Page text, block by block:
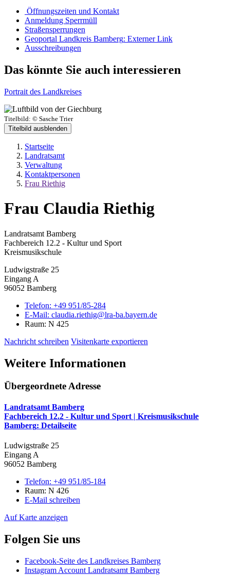
Öffnungszeiten und Kontakt
Anmeldung Sperrmüll
Straßensperrungen
Geoportal Landkreis Bamberg: Externer Link
Ausschreibungen
Das könnte Sie auch interessieren
Portrait des Landkreises
Titelbild: © Sasche Trier
Titelbild ausblenden
Startseite
Landratsamt
Verwaltung
Kontaktpersonen
Frau Riethig
Frau Claudia Riethig
Landratsamt Bamberg
Fachbereich 12.2 - Kultur und Sport
Kreismusikschule
Ludwigstraße 25
Eingang A
96052 Bamberg
Telefon: +49 951/85-284
E-Mail: claudia.riethig@lra-ba.bayern.de
Raum: N 425
Nachricht schreiben Visitenkarte exportieren
Weitere Informationen
Übergeordnete Adresse
Landratsamt Bamberg
Fachbereich 12.2 - Kultur und Sport | Kreismusikschule
Bamberg: Detailseite
Ludwigstraße 25
Eingang A
96052 Bamberg
Telefon: +49 951/85-184
Raum: N 426
E-Mail schreiben
Auf Karte anzeigen
Folgen Sie uns
Facebook-Seite des Landkreises Bamberg
Instagram Account Landratsamt Bamberg